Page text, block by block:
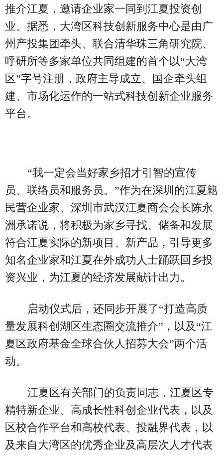
推介江夏，邀请企业家一同到江夏投资创
业。据悉，大湾区科技创新服务中心是由广
州产投集团牵头、联合清华珠三角研究院、
呼研所等多家单位共同组建的首个以“大湾
区”字号注册，政府主导成立、国企牵头组
建、市场化运作的一站式科技创新企业服务
平台。
“我一定会当好家乡招才引智的宣传
员、联络员和服务员。”作为在深圳的江夏籍
民营企业家、深圳市武汉江夏商会会长陈永
洲承诺说，将积极为家乡寻找、储备和发展
符合江夏实际的新项目、新产品，引导更多
知名企业家和江夏在外成功人士踊跃回乡投
资兴业，为江夏的经济发展献计出力。
启动仪式后，还同步开展了“打造高质
量发展科创湖区生态圈交流推介”，以及“江
夏区政府基金全球合伙人招募大会”两个活
动。
江夏区有关部门的负责同志，江夏区专
精特新企业、高成长性科创企业代表，以及
区校合作平台和高校代表、投融界代表，以
及来自大湾区的优秀企业及高层次人才代表